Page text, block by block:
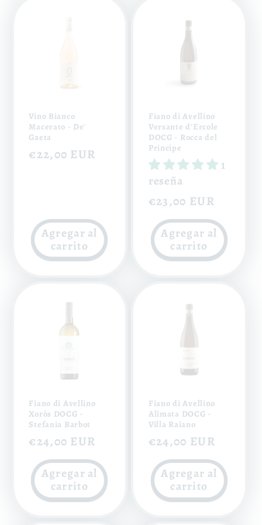
Vino Bianco
Macerato - De'
Gaeta
Precio
€22,00 EUR
Agregar al
carrito
Fiano di Avellino
Versante d'Ercole
DOCG - Rocca del
Principe
1
reseña
Precio
habitual
€23,00 EUR
Agregar al
carrito
Fiano di Avellino
Xoròs DOCG -
Stefania Barbot
Precio
habitual
€24,00 EUR
Agregar al
carrito
Fiano di Avellino
Alimata DOCG -
Villa Raiano
Precio
habitual
€24,00 EUR
Agregar al
carrito